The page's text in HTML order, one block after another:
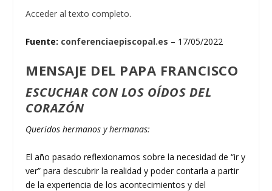
Acceder al texto completo.
Fuente: conferenciaepiscopal.es – 17/05/2022
MENSAJE DEL PAPA FRANCISCO
ESCUCHAR CON LOS OÍDOS DEL
CORAZÓN
Queridos hermanos y hermanas:
El año pasado reflexionamos sobre la necesidad de “ir y
ver” para descubrir la realidad y poder contarla a partir
de la experiencia de los acontecimientos y del